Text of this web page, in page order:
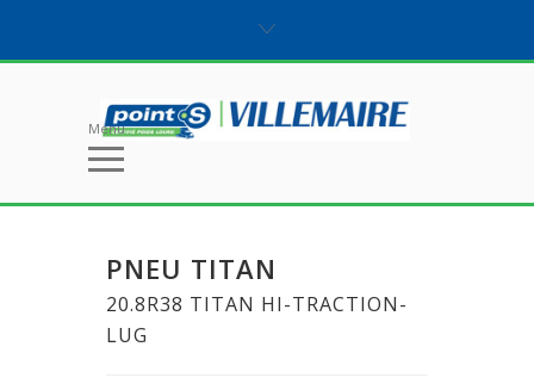
Menu
PNEU TITAN
20.8R38 TITAN HI-TRACTION-
LUG